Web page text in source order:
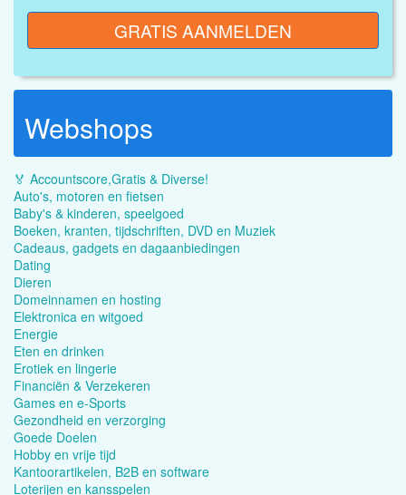
GRATIS AANMELDEN
Webshops
🏅 Accountscore,Gratis & Diverse!
Auto's, motoren en fietsen
Baby's & kinderen, speelgoed
Boeken, kranten, tijdschriften, DVD en Muziek
Cadeaus, gadgets en dagaanbiedingen
Dating
Dieren
Domeinnamen en hosting
Elektronica en witgoed
Energie
Eten en drinken
Erotiek en lingerie
Financiën & Verzekeren
Games en e-Sports
Gezondheid en verzorging
Goede Doelen
Hobby en vrije tijd
Kantoorartikelen, B2B en software
Loterijen en kansspelen